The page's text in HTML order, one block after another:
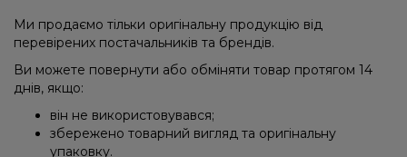
Ми продаємо тільки оригінальну продукцію від
перевірених постачальників та брендів.
Ви можете повернути або обміняти товар протягом 14
днів, якщо:
він не використовувався;
збережено товарний вигляд та оригінальну
упаковку.